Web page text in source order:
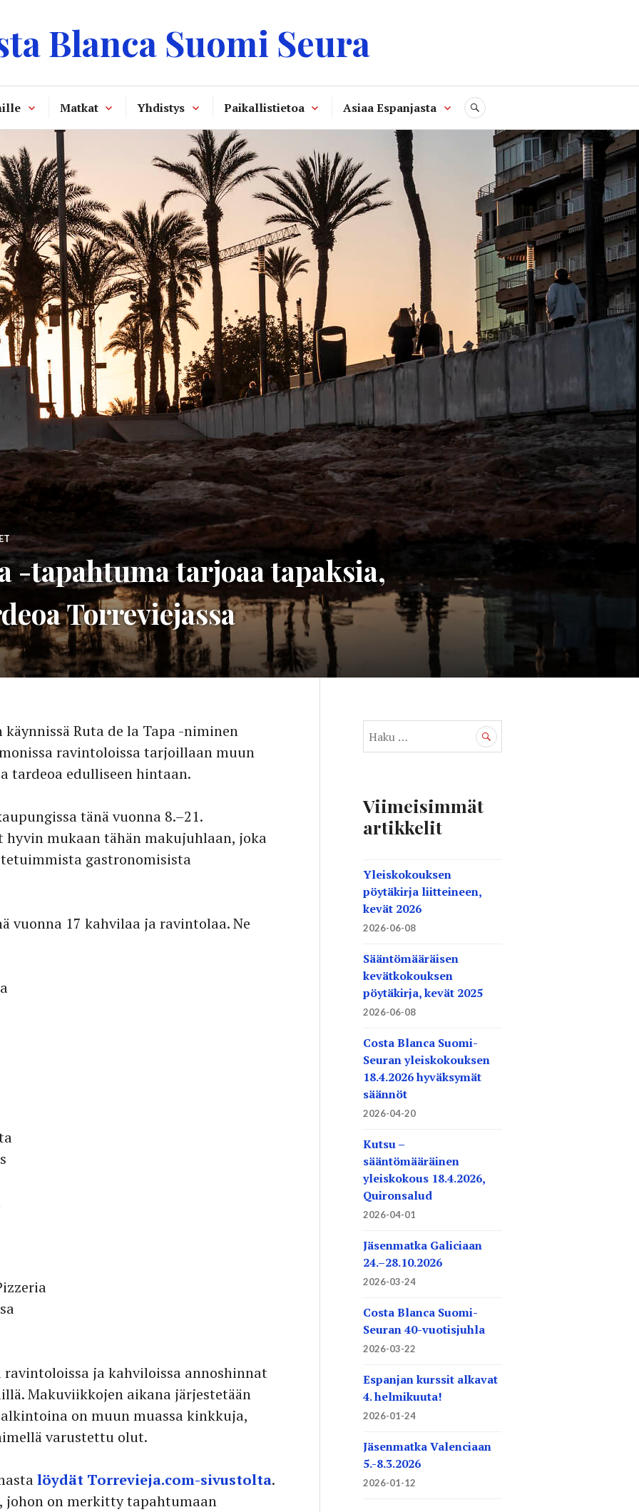
Blanca Suomi Seura
Matkat Yhdistys Paikallistietoa Asiaa Espanjasta SEARCH
-tapahtuma tarjoaa tapaksia,
Torreviejassa
Ruta de la Tapa -niminen
ravintoloissa tarjoillaan muun
tardeoa edulliseen hintaan.
tänä vuonna 8.–21.
mukaan tähän makujuhlaan, joka
gastronomisista
vuonna 17 kahvilaa ja ravintolaa. Ne
ja kahviloissa annoshinnat
Makuviikkojen aikana järjestetään
on muun muassa kinkkuja,
varustettu olut.
löydät Torrevieja.com-sivustolta.
johon on merkitty tapahtumaan
Viimeisimmät
artikkelit
Yleiskokouksen
pöytäkirja liitteineen,
kevät 2026
2026-06-08
Sääntömääräisen
kevätkokouksen
pöytäkirja, kevät 2025
2026-06-08
Costa Blanca Suomi-
Seuran yleiskokouksen
18.4.2026 hyväksymät
säännöt
2026-04-20
Kutsu –
sääntömääräinen
yleiskokous 18.4.2026,
Quironsalud
2026-04-01
Jäsenmatka Galiciaan
24.–28.10.2026
2026-03-24
Costa Blanca Suomi-
Seuran 40-vuotisjuhla
2026-03-22
Espanjan kurssit alkavat
4. helmikuuta!
2026-01-24
Jäsenmatka Valenciaan
5.-8.3.2026
2026-01-12